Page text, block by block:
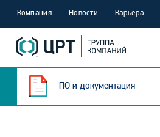
Компания Новости Карьера
ПО и документация